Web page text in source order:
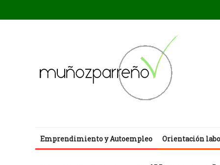
Emprendimiento y Autoempleo Orientación